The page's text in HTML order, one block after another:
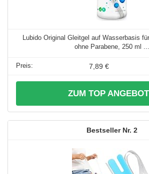
Lubido Original Gleitgel auf Wasserbasis
ohne Parabene, 250 ml ...
7,89 €
ZUM TOP
2